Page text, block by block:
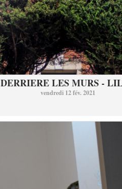
DERRIERE LES MURS -
vendredi 12 fév. 2021